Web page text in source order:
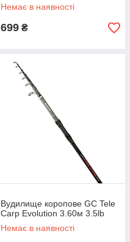
Немає в наявності
699 ₴
Вудилище коропове GC Tele
Carp Evolution 3.60м 3.5lb
Немає в наявності